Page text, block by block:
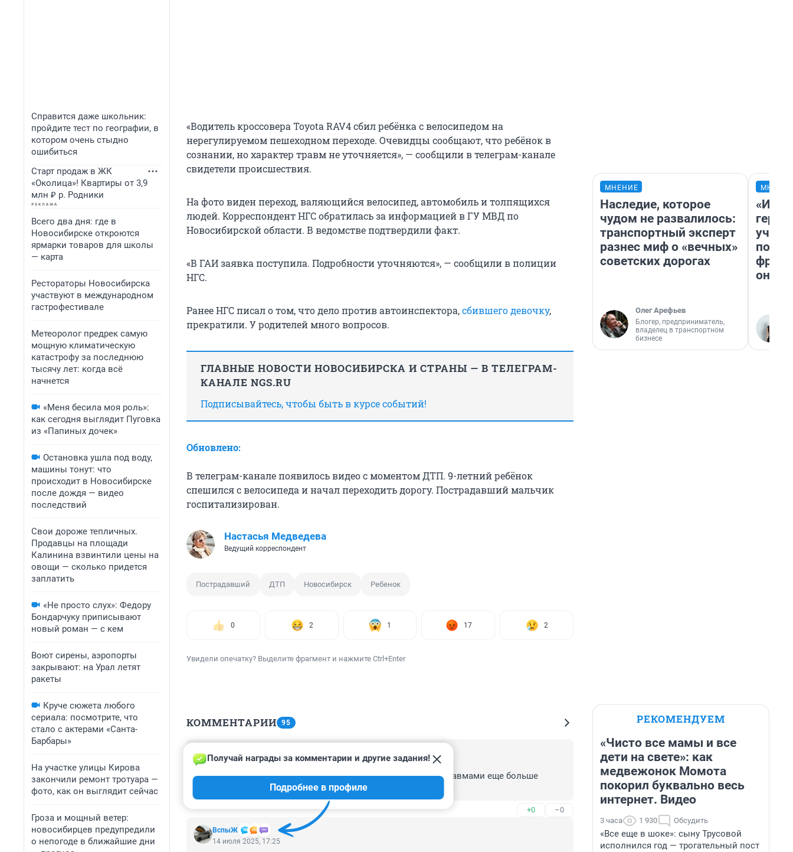
Справится даже школьник:
пройдите тест по географии, в
котором очень стыдно
ошибиться
Старт продаж в ЖК
«Околица»! Квартиры от 3,9
млн ₽ р. Родники
Всего два дня: где в
Новосибирске откроются
ярмарки товаров для школы
— карта
Рестораторы Новосибирска
участвуют в международном
гастрофестивале
Метеоролог предрек самую
мощную климатическую
катастрофу за последнюю
тысячу лет: когда всё
начнется
«Меня бесила моя роль»:
как сегодня выглядит Пуговка
из «Папиных дочек»
Остановка ушла под воду,
машины тонут: что
происходит в Новосибирске
после дождя — видео
последствий
Свои дороже тепличных.
Продавцы на площади
Калинина взвинтили цены на
овощи — сколько придется
заплатить
«Не просто слух»: Федору
Бондарчуку приписывают
новый роман — с кем
Воют сирены, аэропорты
закрывают: на Урал летят
ракеты
Круче сюжета любого
сериала: посмотрите, что
стало с актерами «Санта-
Барбары»
На участке улицы Кирова
закончили ремонт тротуара —
фото, как он выглядит сейчас
Гроза и мощный ветер:
новосибирцев предупредили
о непогоде в ближайшие дни
«Водитель кроссовера Toyota RAV4 сбил ребёнка с велосипедом на
нерегулируемом пешеходном переходе. Очевидцы сообщают, что ребёнок в
сознании, но характер травм не уточняется», — сообщили в телеграм-канале
свидетели происшествия.
На фото виден переход, валяющийся велосипед, автомобиль и толпящихся
людей. Корреспондент НГС обратилась за информацией в ГУ МВД по
Новосибирской области. В ведомстве подтвердили факт.
«В ГАИ заявка поступила. Подробности уточняются», — сообщили в полиции
НГС.
Ранее НГС писал о том, что дело против автоинспектора,сбившего девочку,
прекратили. У родителей много вопросов.
ГЛАВНЫЕ НОВОСТИ НОВОСИБИРСКА И СТРАНЫ — В ТЕЛЕГРАМ-
КАНАЛЕ NGS.RU
Подписывайтесь, чтобы быть в курсе событий!
Обновлено:
В телеграм-канале появилось видео с моментом ДТП. 9-летний ребёнок
спешился с велосипеда и начал переходить дорогу. Пострадавший мальчик
госпитализирован.
Настасья Медведева
Ведущий корреспондент
Пострадавший ДТП Новосибирск Ребенок
0 2 1 17 2
Увидели опечатку? Выделите фрагмент и нажмите Ctrl+Enter
КОММЕНТАРИИ 95
15 июля 2025, 16:59
по фото рядом дамы, оъясните нельзя таскать человека с травмами еще больше
+0 –0
ВспыЖ
Получай награды за комментарии и другие задания!
Подробнее в профиле
14 июля 2025, 17:25
МНЕНИЕ
Наследие, которое
чудом не развалилось:
транспортный эксперт
разнес миф о «вечных»
советских дорогах
Олег Арефьев
Блогер, предприниматель,
владелец в транспортном
бизнесе
учит
она
РЕКОМЕНДУЕМ
«Чисто все мамы и все
дети на свете»: как
медвежонок Момота
покорил буквально весь
интернет. Видео
3 часа 1 930 Обсудить
«Все еще в шоке»: сыну Трусовой
исполнился год — трогательный пост